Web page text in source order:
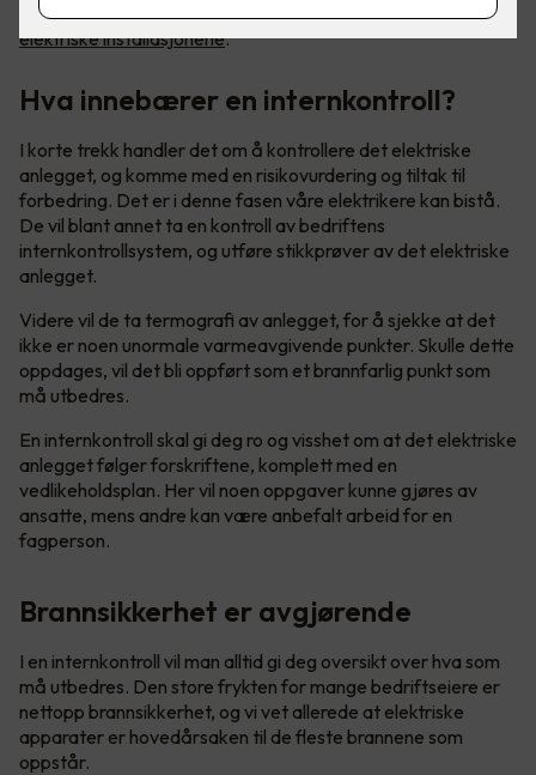
kvalitetssikre at regelverket etterleves –også til de
elektriske installasjonene.
Hva innebærer en internkontroll?
I korte trekk handler det om å kontrollere det elektriske
anlegget, og komme med en risikovurdering og tiltak til
forbedring. Det er i denne fasen våre elektrikere kan bistå.
De vil blant annet ta en kontroll av bedriftens
internkontrollsystem, og utføre stikkprøver av det elektriske
anlegget.
Videre vil de ta termografi av anlegget, for å sjekke at det
ikke er noen unormale varmeavgivende punkter. Skulle dette
oppdages, vil det bli oppført som et brannfarlig punkt som
må utbedres.
En internkontroll skal gi deg ro og visshet om at det elektriske
anlegget følger forskriftene, komplett med en
vedlikeholdsplan. Her vil noen oppgaver kunne gjøres av
ansatte, mens andre kan være anbefalt arbeid for en
fagperson.
Brannsikkerhet er avgjørende
I en internkontroll vil man alltid gi deg oversikt over hva som
må utbedres. Den store frykten for mange bedriftseiere er
nettopp brannsikkerhet, og vi vet allerede at elektriske
apparater er hovedårsaken til de fleste brannene som
oppstår.